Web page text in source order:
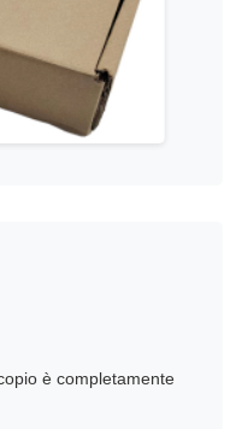
è completamente